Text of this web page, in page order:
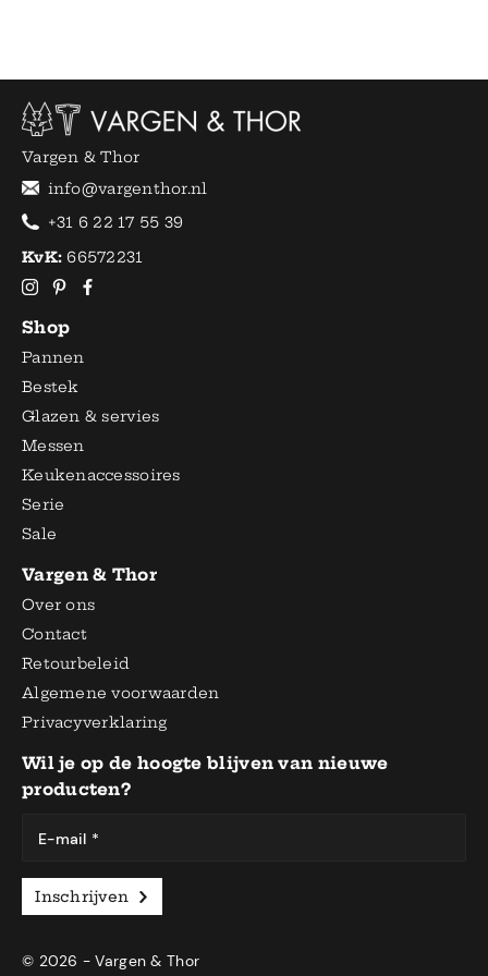
Vargen & Thor
info@vargenthor.nl
+31 6 22 17 55 39
KvK: 66572231
Shop
Pannen
Bestek
Glazen & servies
Messen
Keukenaccessoires
Serie
Sale
Vargen & Thor
Over ons
Contact
Retourbeleid
Algemene voorwaarden
Privacyverklaring
Wil je op de hoogte blijven van nieuwe
producten?
E-mail *
Inschrijven
© 2026 - Vargen & Thor